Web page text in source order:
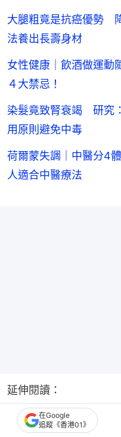
大腿粗竟是抗癌優勢
法養出長壽身材
女性健康｜飲酒做運動
４大禁忌！
染髮竟致腎衰竭 研究
用原則避免中毒
荷爾蒙失調｜中醫分
人適合中醫療法
延伸閱讀：
乾癬不容忽視 嚴重致
在Google
追蹤《香港01》